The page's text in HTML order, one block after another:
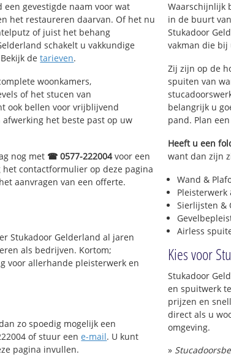
gevestigde naam voor wat
het restaureren daarvan. Of het nu
of juist het behang
schakelt u vakkundige
detarieven.
woonkamers,
of het stucen van
ook bellen voor vrijblijvend
het beste past op uw
nog met ☎ 0577-222004voor een
contactformulier op deze pagina
aanvragen van een offerte.
Stukadoor Gelderland al jaren
als bedrijven. Kortom;
voor allerhande pleisterwerk en
zo spoedig mogelijk een
of stuur eene-mail. U kunt
pagina invullen.
Waarschijnlijk
in de buurt
Stukadoor
vakman die bij
Zij zijn op de
spuiten van
belangrijk u
pand. Plan
Heeft u een
want dan zijn
Wand &
Pleisterwerk
Sierlijsten &
Airless
Kies voor
Stukadoor
en spuitwerk
prijzen en
direct als u
omgeving.
»